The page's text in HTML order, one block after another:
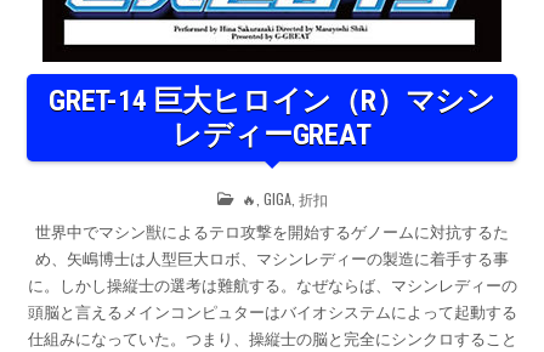
GRET-14 巨大ヒロイン（R）マシン
レディーGREAT
POSTED
🔥, GIGA, 折扣
世界中でマシン獣によるテロ攻撃を開始するゲノームに対抗するた
め、矢嶋博士は人型巨大ロボ、マシンレディーの製造に着手する事
に。しかし操縦士の選考は難航する。なぜならば、マシンレディーの
頭脳と言えるメインコンピュターはバイオシステムによって起動する
仕組みになっていた。つまり、操縦士の脳と完全にシンクロすること